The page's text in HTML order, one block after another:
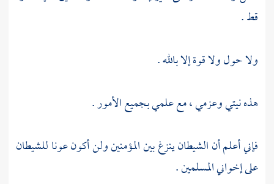
قط .
ولا حول ولا قوة إلا بالله .
هذه نيتي وعزمي ، مع علمي بجميع الأمور .
فإني أعلم أن الشيطان ينزغ بين المؤمنين ولن أكون عونا للشيطان
على إخواني المسلمين .